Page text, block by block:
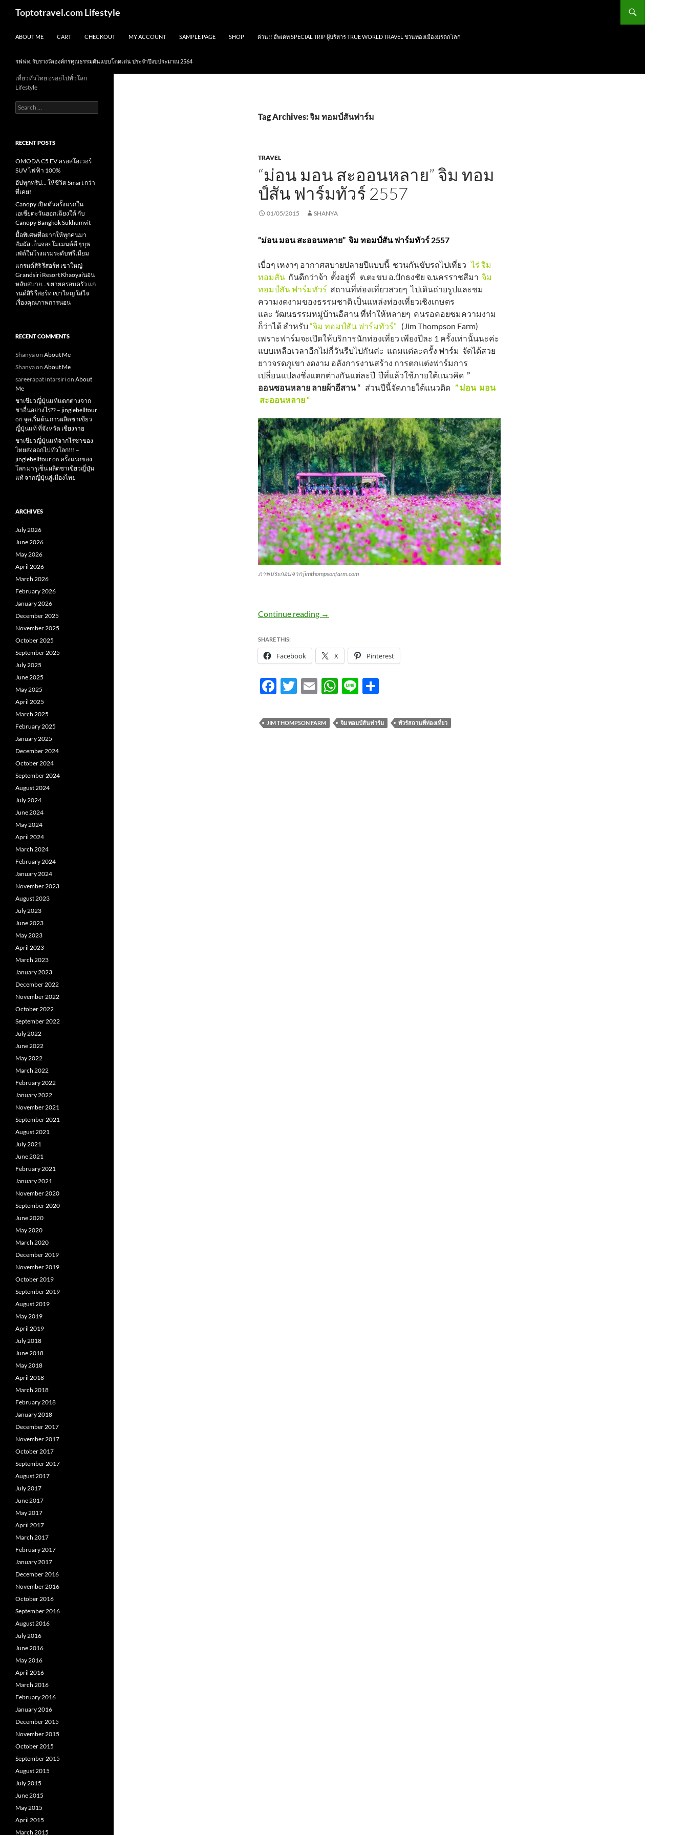
Toptotravel.com Lifestyle
ABOUT ME CART CHECKOUT MY ACCOUNT SAMPLE PAGE SHOP ด่วน!! อัพเดท SPECIAL TRIP ผู้บริหาร TRUE WORLD TRAVEL ชวนท่องเมืองมรดกโลก
รฟฟท. รับรางวัลองค์กรคุณธรรมต้นแบบโดดเด่น ประจำปีงบประมาณ 2564
Tag Archives: จิม ทอมป์สันฟาร์ม
TRAVEL
“ม่อน มอน สะออนหลาย” จิม ทอม
ป์สัน ฟาร์มทัวร์ 2557
01/05/2015 SHANYA
“ม่อน มอน สะออนหลาย” จิม ทอมป์สัน ฟาร์มทัวร์ 2557
เบื่อๆ เหงาๆ อากาศสบายปลายปีแบบนี้ ชวนกันขับรถไปเที่ยวไร่ จิม
ทอมสัน กันดีกว่าจ้า ตั้งอยู่ที่ ต.ตะขบ อ.ปักธงชัย จ.นครราชสีมา จิม
ทอมป์สัน ฟาร์มทัวร์ สถานที่ท่องเที่ยวสวยๆ ไปเดินถ่ายรูปและชม
ความงดงามของธรรมชาติ เป็นแหล่งท่องเที่ยวเชิงเกษตร
และ วัฒนธรรมหมู่บ้านอีสาน ที่ทำให้หลายๆ คนรอคอยชมความงาม
ก็ว่าได้ สำหรับ “จิม ทอมป์สัน ฟาร์มทัวร์” (Jim Thompson Farm)
เพราะฟาร์มจะเปิดให้บริการนักท่องเที่ยว เพียงปีละ 1 ครั้งเท่านั้นนะค่ะ
แบบเหลือเวลาอีกไม่กี่วันรีบไปกันค่ะ แถมแต่ละครั้ง ฟาร์ม จัดได้สวย
ยาวจรดภูเขา งดงาม อลังการงานสร้าง การตกแต่งฟาร์มการ
เปลี่ยนแปลงซึ่งแตกต่างกันแต่ละปี ปีที่แล้วใช้ภายใต้แนวคิด ”
ออนซอนหลาย ลายผ้าอีสาน “ ส่วนปีนี้จัดภายใต้แนวติด ” ม่อน มอน
สะออนหลาย “
ภาพประกอบจาก jimthompsonfarm.com
Continue reading “ม่อน มอน สะออนหลาย” จิม ทอมป์สัน ฟาร์มทัวร์ 2557
→
SHARE THIS:
Facebook X Pinterest
F
e
T
itt
E
ail
W
at
Li
e ar
JIM THOMPSON FARM จิม ทอมป์สันฟาร์ม ทัวร์สถานที่ท่องเที่ยว
เที่ยวทั่วไทย อร่อยไปทั่วโลก
Lifestyle
Search
for:
RECENT POSTS
OMODA C5 EV ครอสโอเวอร์
SUV ไฟฟ้า 100%
อัปทุกทริป… ให้ชีวิต Smart กว่า
ที่เคย!
Canopy เปิดตัวครั้งแรกใน
เอเชียตะวันออกเฉียงใต้ กับ
Canopy Bangkok Sukhumvit
มื้อพิเศษที่อยากให้ทุกคนมา
สัมผัส เอ็นจอยโมเมนต์ดี ๆ บุพ
เฟ่ต์ในโรงแรมระดับพรีเมียม
แกรนด์สิริ​ รีสอร์ท​ เขาใหญ่​-
Grandsiri​ Resort​ Khaoyaiนอน
หลับสบาย…ขยายครอบครัว แก
รนด์สิริ รีสอร์ท เขาใหญ่ ใส่ใจ
เรื่องคุณภาพการนอน
RECENT COMMENTS
Shanyaon About Me
Shanyaon About Me
sareerapat intarsirion About
Me
ชาเขียวญี่ปุ่นแท้แตกต่างจาก
ชาอื่นอย่างไร?? – jinglebelltour
on จุดเริ่มต้น การผลิตชาเขียว
ญี่ปุ่นแท้ ที่จังหวัด เชียงราย
ชาเขียวญี่ปุ่นแท้จากไร่ชาของ
ไทยส่งออกไปทั่วโลก!!! –
jinglebelltouron ครั้งแรกของ
โลก มารุเซ็น ผลิตชาเขียวญี่ปุ่น
แท้ จากญี่ปุ่นสู่เมืองไทย
ARCHIVES
July 2026
June 2026
May 2026
April 2026
March 2026
February 2026
January 2026
December 2025
November 2025
October 2025
September 2025
July 2025
June 2025
May 2025
April 2025
March 2025
February 2025
January 2025
December 2024
October 2024
September 2024
August 2024
July 2024
June 2024
May 2024
April 2024
March 2024
February 2024
January 2024
November 2023
August 2023
July 2023
June 2023
May 2023
April 2023
March 2023
January 2023
December 2022
November 2022
October 2022
September 2022
July 2022
June 2022
May 2022
March 2022
February 2022
January 2022
November 2021
September 2021
August 2021
July 2021
June 2021
February 2021
January 2021
November 2020
September 2020
June 2020
May 2020
March 2020
December 2019
November 2019
October 2019
September 2019
August 2019
May 2019
April 2019
July 2018
June 2018
May 2018
April 2018
March 2018
February 2018
January 2018
December 2017
November 2017
October 2017
September 2017
August 2017
July 2017
June 2017
May 2017
April 2017
March 2017
February 2017
January 2017
December 2016
November 2016
October 2016
September 2016
August 2016
July 2016
June 2016
May 2016
April 2016
March 2016
February 2016
January 2016
December 2015
November 2015
October 2015
September 2015
August 2015
July 2015
June 2015
May 2015
April 2015
March 2015